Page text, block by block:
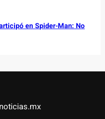
en Spider-Man: No